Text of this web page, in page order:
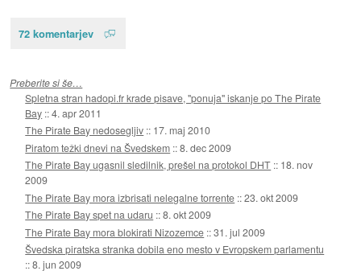
72 komentarjev
Preberite si še…
Spletna stran hadopi.fr krade pisave, "ponuja" iskanje po The Pirate
Bay ::4. apr 2011
The Pirate Bay nedosegljiv :: 17. maj 2010
Piratom težki dnevi na Švedskem ::8. dec 2009
The Pirate Bay ugasnil sledilnik, prešel na protokol DHT :: 18. nov
2009
The Pirate Bay mora izbrisati nelegalne torrente ::23. okt 2009
The Pirate Bay spet na udaru ::8. okt 2009
The Pirate Bay mora blokirati Nizozemce ::31. jul 2009
Švedska piratska stranka dobila eno mesto v Evropskem parlamentu
::8. jun 2009